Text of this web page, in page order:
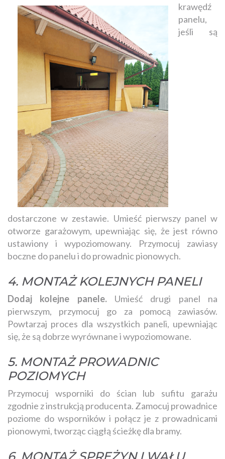
krawędź
panelu,
jeśli są
dostarczone w zestawie. Umieść pierwszy panel w
otworze garażowym, upewniając się, że jest równo
ustawiony i wypoziomowany. Przymocuj zawiasy
boczne do panelu i do prowadnic pionowych.
4. MONTAŻ KOLEJNYCH PANELI
Dodaj kolejne panele. Umieść drugi panel na
pierwszym, przymocuj go za pomocą zawiasów.
Powtarzaj proces dla wszystkich paneli, upewniając
się, że są dobrze wyrównane i wypoziomowane.
5. MONTAŻ PROWADNIC
POZIOMYCH
Przymocuj wsporniki do ścian lub sufitu garażu
zgodnie z instrukcją producenta. Zamocuj prowadnice
poziome do wsporników i połącz je z prowadnicami
pionowymi, tworząc ciągłą ścieżkę dla bramy.
6. MONTAŻ SPRĘŻYN I WAŁU